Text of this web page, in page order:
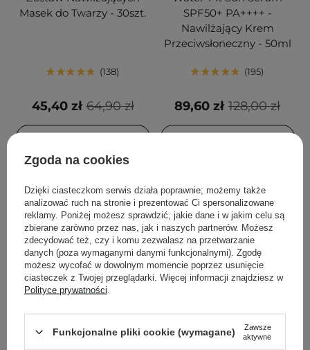
Masek do Twarzy - 30szt.
138
64,90 zł
45,40 zł
SPF50+ PA++++ -
Nawilżający Krem
Przeciwsłoneczny - 50ml
195
128,00 zł
89,60 zł
Cream - Nawilżający
Quercetinol Pore Deep
Zgoda na cookies
Dzięki ciasteczkom serwis działa poprawnie; możemy także
analizować ruch na stronie i prezentować Ci spersonalizowane
reklamy. Poniżej możesz sprawdzić, jakie dane i w jakim celu są
zbierane zarówno przez nas, jak i naszych partnerów. Możesz
zdecydować też, czy i komu zezwalasz na przetwarzanie
danych (poza wymaganymi danymi funkcjonalnymi). Zgodę
możesz wycofać w dowolnym momencie poprzez usunięcie
ciasteczek z Twojej przeglądarki. Więcej informacji znajdziesz w
Polityce prywatności
Funkcjonalne pliki cookie (wymagane)
Zawsze
aktywne